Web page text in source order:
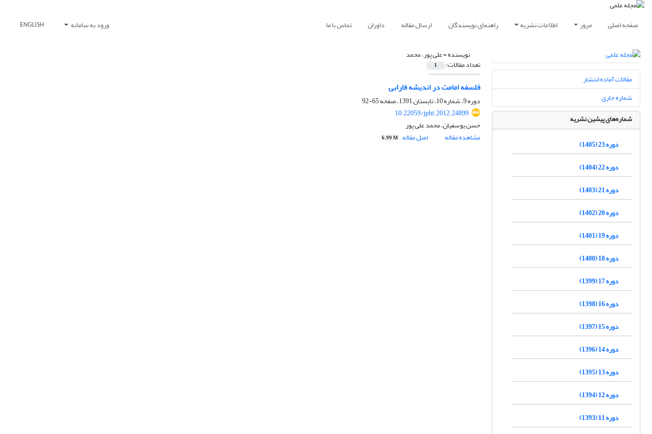
صفحه اصلی مرور اطلاعات نشریه راهنمای نویسندگان ارسال مقاله داوران تماس با ما ورود به سامانه ENGLISH
نویسنده =علی پور، محمد
تعداد مقالات: 1
فلسفه امامت در اندیشه فارابی
دوره 9، شماره 10، تابستان 1391، صفحه
65-92
10.22059/jpht.2012.24899
حسن یوسفیان، محمد علی پور
مشاهده مقاله
اصل مقاله 6.99 M
مقالات آماده انتشار
شماره جاری
شماره‌های پیشین نشریه
دوره 23 (1405)
دوره 22 (1404)
دوره 21 (1403)
دوره 20 (1402)
دوره 19 (1401)
دوره 18 (1400)
دوره 17 (1399)
دوره 16 (1398)
دوره 15 (1397)
دوره 14 (1396)
دوره 13 (1395)
دوره 12 (1394)
دوره 11 (1393)